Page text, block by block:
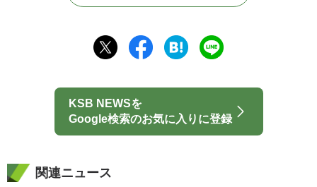
KSB NEWSを
Google検索のお気に入りに登録
関連ニュース